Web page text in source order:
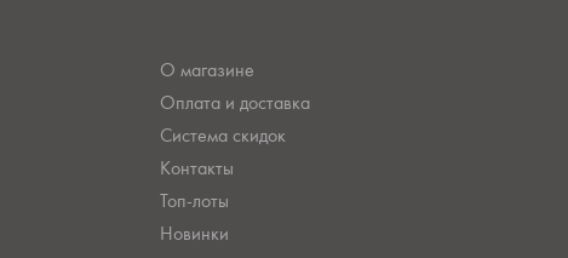
О магазине
Оплата и доставка
Система скидок
Контакты
Топ-лоты
Новинки